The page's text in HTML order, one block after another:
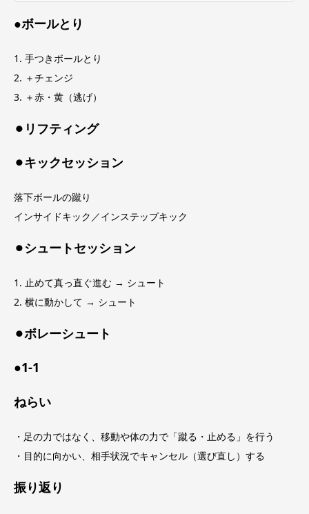
●ボールとり
1. 手つきボールとり
2. ＋チェンジ
3. ＋赤・黄（逃げ）
⚫︎リフティング
⚫︎キックセッション
落下ボールの蹴り
インサイドキック／インステップキック
⚫︎シュートセッション
1. 止めて真っ直ぐ進む → シュート
2. 横に動かして → シュート
⚫︎ボレーシュート
●1-1
ねらい
・足の力ではなく、移動や体の力で「蹴る・止める」を行う
・目的に向かい、相手状況でキャンセル（選び直し）する
振り返り